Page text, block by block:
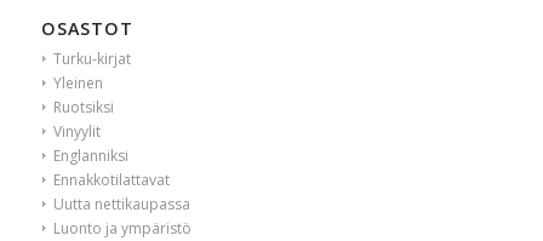
OSASTOT
Turku-kirjat
Yleinen
Ruotsiksi
Vinyylit
Englanniksi
Ennakkotilattavat
Uutta nettikaupassa
Luonto ja ympäristö